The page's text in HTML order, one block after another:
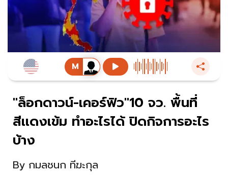
"ล็อกดาวน์-เคอร์ฟิว"10 จว. พื้นที่
สีเเดงเข้ม ทำอะไรได้ ปิดกิจการอะไร
บ้าง
By กมลชนก ทีฆะกุล